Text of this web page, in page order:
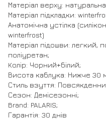
Матеріал верху:
Матеріал підкладки:
Анатомічна устілка
winterfrost)
Матеріал підошви: легкий,
поліуретан;
Колір: Чорний+білий;
Висота каблука: Нижче 30
Стиль взуття:
Сезон: Демісезонні;
Brand: PALARIS;
Гарантія: 30 днів